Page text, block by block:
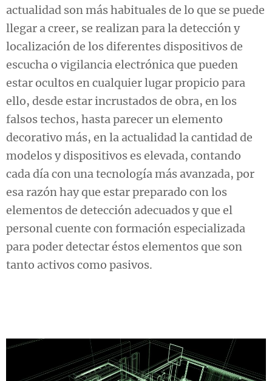
actualidad son más habituales de lo que se puede
llegar a creer, se realizan para la detección y
localización de los diferentes dispositivos de
escucha o vigilancia electrónica que pueden
estar ocultos en cualquier lugar propicio para
ello, desde estar incrustados de obra, en los
falsos techos, hasta parecer un elemento
decorativo más, en la actualidad la cantidad de
modelos y dispositivos es elevada, contando
cada día con una tecnología más avanzada, por
esa razón hay que estar preparado con los
elementos de detección adecuados y que el
personal cuente con formación especializada
para poder detectar éstos elementos que son
tanto activos como pasivos.